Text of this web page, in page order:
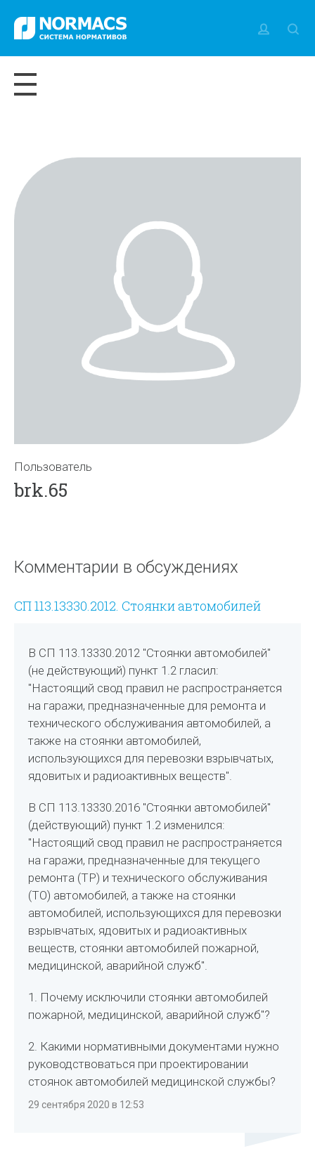
Пользователь
brk.65
Комментарии в обсуждениях
СП 113.13330.2012. Стоянки автомобилей
В СП 113.13330.2012 "Стоянки автомобилей"
(не действующий) пункт 1.2 гласил:
"Настоящий свод правил не распространяется
на гаражи, предназначенные для ремонта и
технического обслуживания автомобилей, а
также на стоянки автомобилей,
использующихся для перевозки взрывчатых,
ядовитых и радиоактивных веществ".
В СП 113.13330.2016 "Стоянки автомобилей"
(действующий) пункт 1.2 изменился:
"Настоящий свод правил не распространяется
на гаражи, предназначенные для текущего
ремонта (ТР) и технического обслуживания
(ТО) автомобилей, а также на стоянки
автомобилей, использующихся для перевозки
взрывчатых, ядовитых и радиоактивных
веществ, стоянки автомобилей пожарной,
медицинской, аварийной служб".
1. Почему исключили стоянки автомобилей
пожарной, медицинской, аварийной служб"?
2. Какими нормативными документами нужно
руководствоваться при проектировании
стоянок автомобилей медицинской службы?
29 сентября 2020 в 12:53